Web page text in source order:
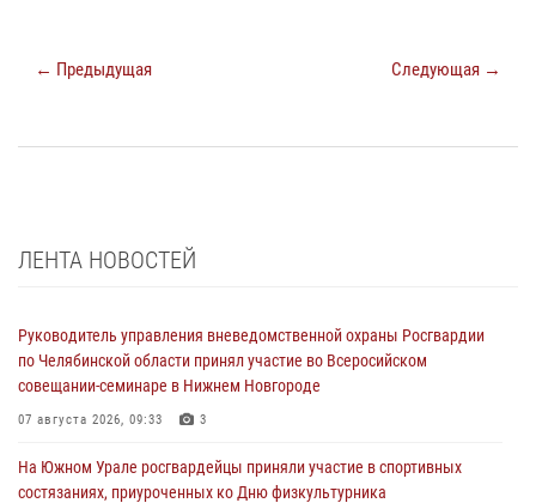
← Предыдущая Следующая →
ЛЕНТА НОВОСТЕЙ
Руководитель управления вневедомственной охраны Росгвардии
по Челябинской области принял участие во Всеросийском
совещании-семинаре в Нижнем Новгороде
07 августа 2026, 09:33 3
На Южном Урале росгвардейцы приняли участие в спортивных
состязаниях, приуроченных ко Дню физкультурника